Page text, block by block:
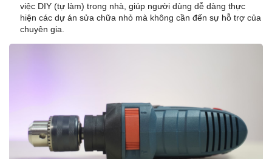
việc DIY (tự làm) trong nhà, giúp người dùng dễ dàng thực
hiện các dự án sửa chữa nhỏ mà không cần đến sự hỗ trợ của
chuyên gia.